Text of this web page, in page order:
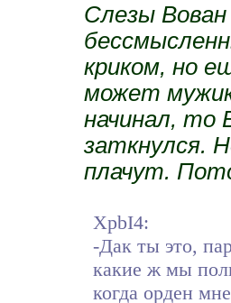
Слезы
криком, но
может
начинал, то
заткнулся.
плачут.
XpbI4:
-Дак ты это,
какие ж мы
когда орден